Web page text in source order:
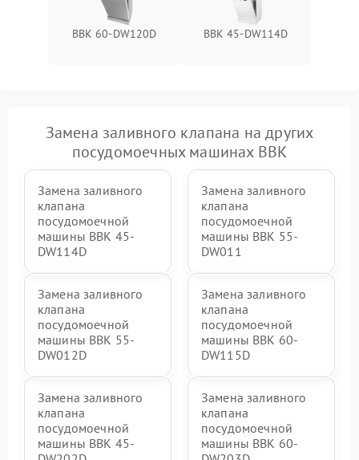
BBK 60-DW120D BBK 45-DW114D
Замена заливного клапана на других
посудомоечных машинах BBK
Замена заливного
клапана
посудомоечной
машины BBK 45-
DW114D
Замена заливного
клапана
посудомоечной
машины BBK 55-
DW011
Замена заливного
клапана
посудомоечной
машины BBK 55-
DW012D
Замена заливного
клапана
посудомоечной
машины BBK 60-
DW115D
Замена заливного
клапана
посудомоечной
машины BBK 45-
Замена заливного
клапана
посудомоечной
машины BBK 60-